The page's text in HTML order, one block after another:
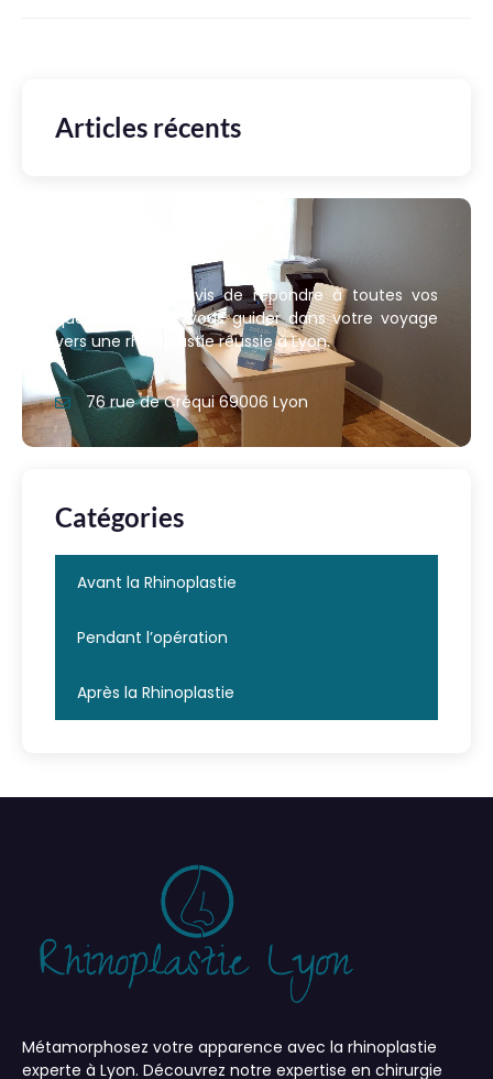
Articles récents
Nous sommes ravis de répondre à toutes vos
questions et de vous guider dans votre voyage
vers une rhinoplastie réussie à Lyon.
76 rue de Créqui 69006 Lyon
Catégories
Avant la Rhinoplastie
Pendant l’opération
Après la Rhinoplastie
Métamorphosez votre apparence avec la rhinoplastie
experte à Lyon. Découvrez notre expertise en chirurgie